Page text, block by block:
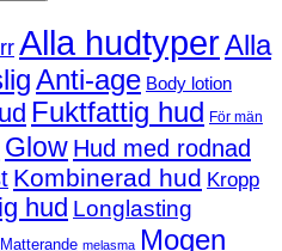
Alla hudtyperAlla
Anti-age Body lotion
Fuktfattig hud För män
Glow Hud med rodnad
Kombinerad hud Kropp
hud Longlasting
Matterande melasma Mogen